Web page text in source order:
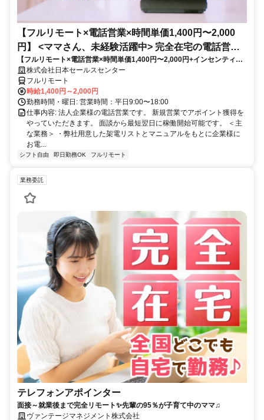
【フルリモート×電話営業×時間単価1,400円〜2,000
円】 <ママさん、未経験活躍中> 完全在宅の電話営業
で家庭と仕事の両立を実現
【フルリモート×電話営業×時間単価1,400円〜2,000円+インセンティブ
あり】 ＜ママさん、未経験活躍中＞ 完全在宅の電話営業で家庭と仕事の
両立を実現
株式会社日本セールスセンター
フルリモート
時給1,400円～2,000円
勤務時間・曜日: 営業時間：平日9:00〜18:00
仕事内容: 法人企業様の電話営業です。 新規営業でアポイント獲得を
やっていただきます。 面談から最短翌日に稼働開始可能です。 ＜主
な業務＞ ・弊社用意した架電リストとマニュアルをもとに企業様に
お電...
シフト自由 即日勤務OK フルリモート
業務委託
テレフォンアポインター
面接～就業後まで完全リモート✨先輩の95％が子育て中のママ♫
ヴァンテージマネジメント株式会社